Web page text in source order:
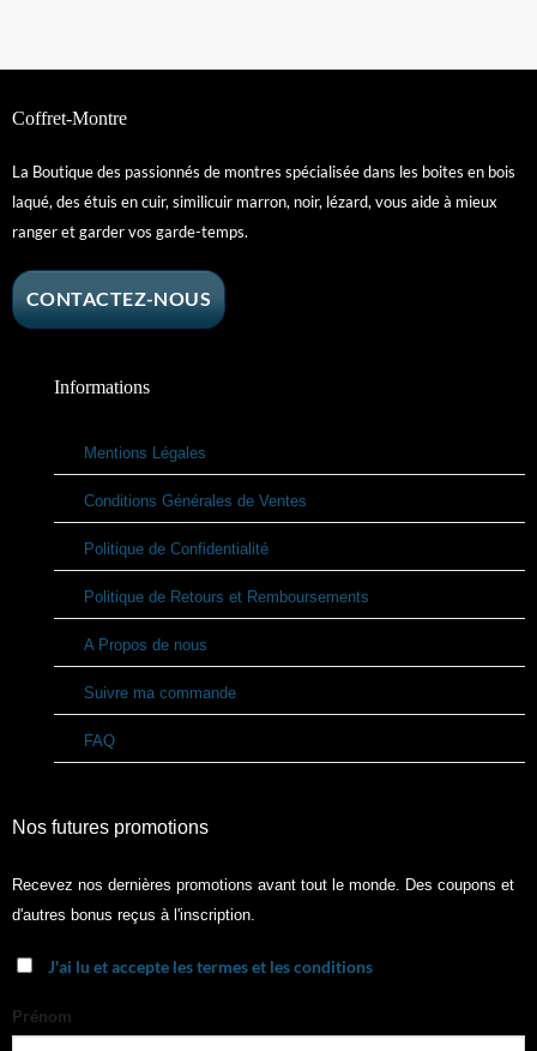
Coffret-Montre
La Boutique des passionnés de montres spécialisée dans les boites en bois
laqué, des étuis en cuir, similicuir marron, noir, lézard, vous aide à mieux
ranger et garder vos garde-temps.
CONTACTEZ-NOUS
Informations
Mentions Légales
Conditions Générales de Ventes
Politique de Confidentialité
Politique de Retours et Remboursements
A Propos de nous
Suivre ma commande
FAQ
Nos futures promotions
Recevez nos dernières promotions avant tout le monde. Des coupons et
d'autres bonus reçus à l'inscription.
J'ai lu et accepte les termes et les conditions
Prénom